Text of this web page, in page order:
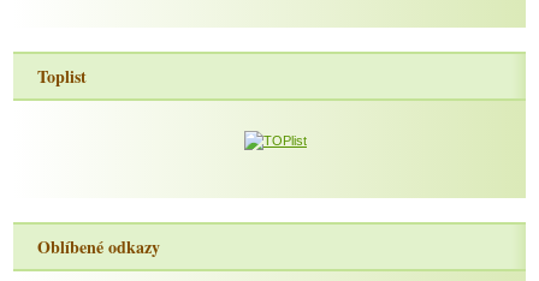
Toplist
Oblíbené odkazy